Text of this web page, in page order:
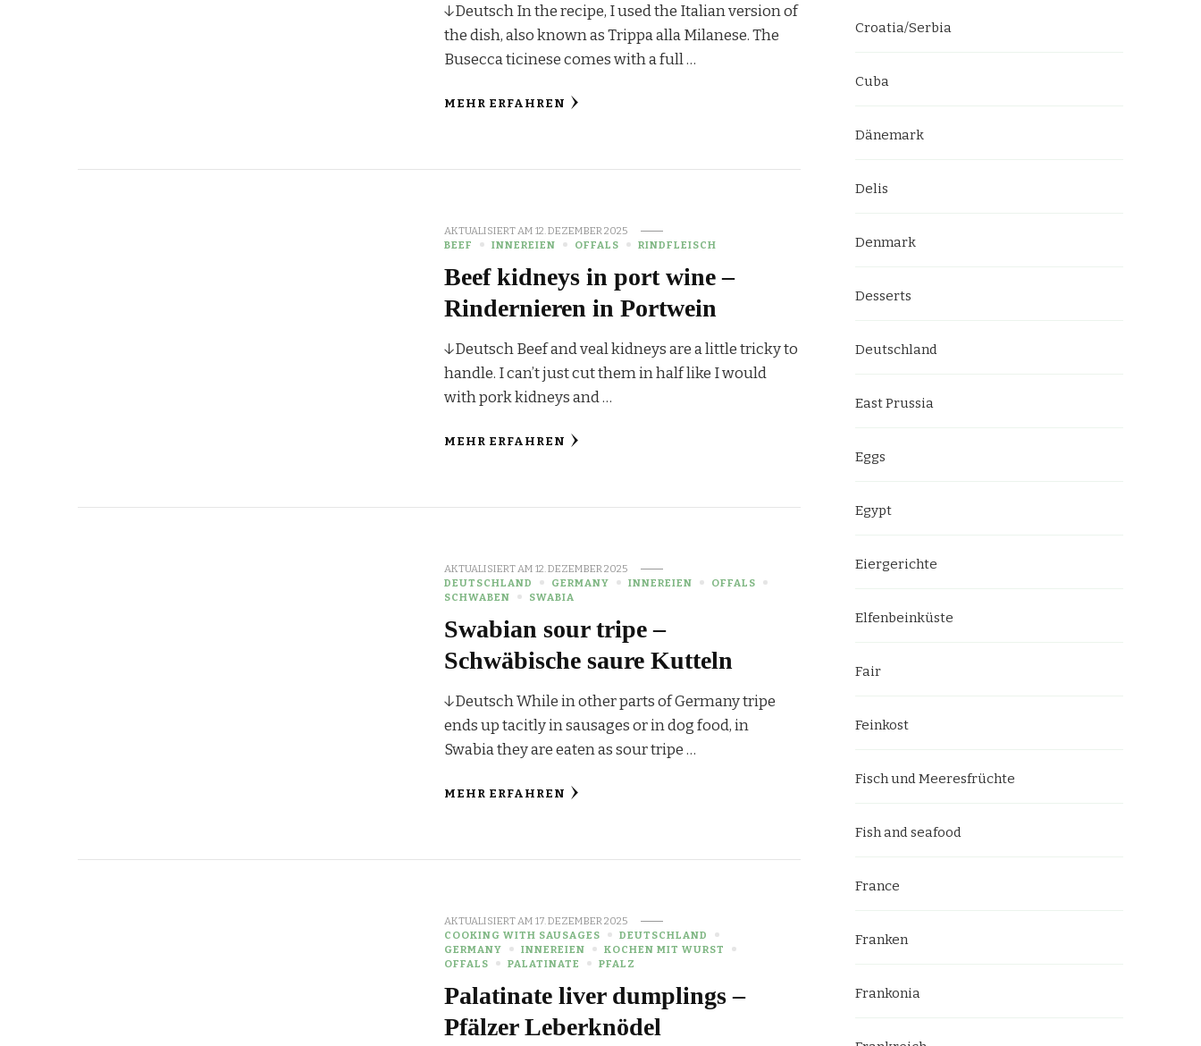
↓Deutsch In the recipe, I used the Italian version of
the dish, also known as Trippa alla Milanese. The
Busecca ticinese comes with a full …
MEHR ERFAHREN
AKTUALISIERT AM12. DEZEMBER 2025
BEEF
INNEREIEN OFFALS RINDFLEISCH
Beef kidneys in port wine –
Rindernieren in Portwein
↓Deutsch Beef and veal kidneys are a little tricky to
handle. I can’t just cut them in half like I would
with pork kidneys and …
MEHR ERFAHREN
AKTUALISIERT AM12. DEZEMBER 2025
DEUTSCHLAND
GERMANY INNEREIEN
OFFALS
SCHWABEN
SWABIA
Swabian sour tripe –
Schwäbische saure Kutteln
↓Deutsch While in other parts of Germany tripe
ends up tacitly in sausages or in dog food, in
Swabia they are eaten as sour tripe …
MEHR ERFAHREN
AKTUALISIERT AM17. DEZEMBER 2025
COOKING WITH SAUSAGES
DEUTSCHLAND
GERMANY
INNEREIEN
KOCHEN MIT WURST
OFFALS
PALATINATE PFALZ
Palatinate liver dumplings –
Pfälzer Leberknödel
Croatia/Serbia
Cuba
Dänemark
Delis
Denmark
Desserts
Deutschland
East Prussia
Eggs
Egypt
Eiergerichte
Elfenbeinküste
Fair
Feinkost
Fisch und Meeresfrüchte
Fish and seafood
France
Franken
Frankonia